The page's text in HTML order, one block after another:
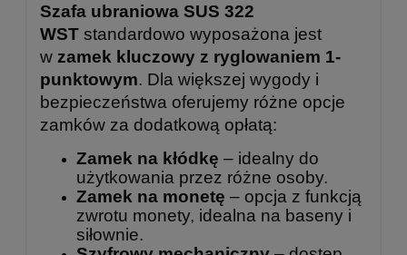
Szafa ubraniowa SUS 322
WST standardowo wyposażona jest
w zamek kluczowy z ryglowaniem 1-
punktowym. Dla większej wygody i
bezpieczeństwa oferujemy różne opcje
zamków za dodatkową opłatą:
Zamek na kłódkę – idealny do
użytkowania przez różne osoby.
Zamek na monetę – opcja z funkcją
zwrotu monety, idealna na baseny i
siłownie.